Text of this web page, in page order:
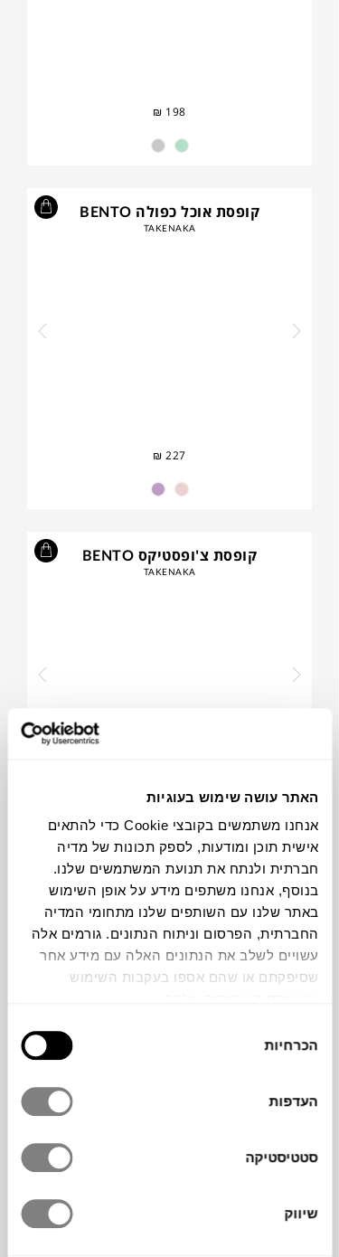
האתר עושה שימוש בעוגיות
אנחנו משתמשים בקובצי Cookie כדי להתאים
אישית תוכן ומודעות, לספק תכונות של מדיה
חברתית ולנתח את תנועת המשתמשים שלנו.
בנוסף, אנחנו משתפים מידע על אופן השימוש
באתר שלנו עם השותפים שלנו מתחומי המדיה
החברתית, הפרסום וניתוח הנתונים. גורמים אלה
עשויים לשלב את הנתונים האלה עם מידע אחר
שסיפקתם או שהם אספו בעקבות השימוש
הסכמה
הכרחיות
העדפות
סטטיסטיקה
שיווק
₪ 198
קופסת אוכל כפולה BENTO
TAKENAKA
₪ 227
קופסת צ'ופסטיקס BENTO
TAKENAKA
₪34
קופסת סכו"ם BENTO
TAKENAKA